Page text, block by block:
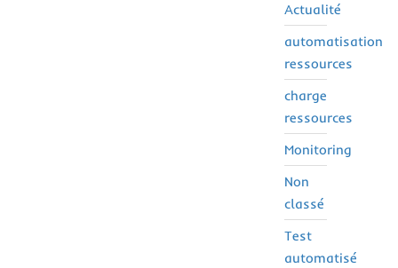
Actualité
automatisation
ressources
charge
ressources
Monitoring
Non
classé
Test
automatisé